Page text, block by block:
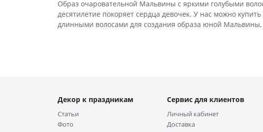
Образ очаровательной Мальвины с яркими голубыми
десятилетие покоряет сердца девочек. У нас можно купить
длинными волосами для создания образа юной Мальвины,
Декор к праздникам
Статьи
Фото
Сервис для клиентов
Личный кабинет
Доставка